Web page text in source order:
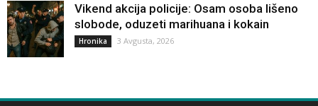
Vikend akcija policije: Osam osoba lišeno
slobode, oduzeti marihuana i kokain
Hronika 3 Avgusta, 2026